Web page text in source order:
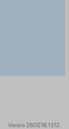
Versio 260218.1312